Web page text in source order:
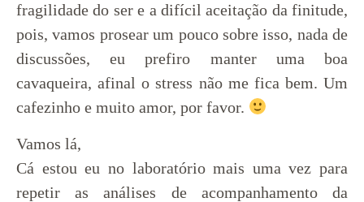
fragilidade do ser e a difícil aceitação da finitude,
pois, vamos prosear um pouco sobre isso, nada de
discussões, eu prefiro manter uma boa
cavaqueira, afinal o stress não me fica bem. Um
cafezinho e muito amor, por favor.
Vamos lá,
Cá estou eu no laboratório mais uma vez para
repetir as análises de acompanhamento da